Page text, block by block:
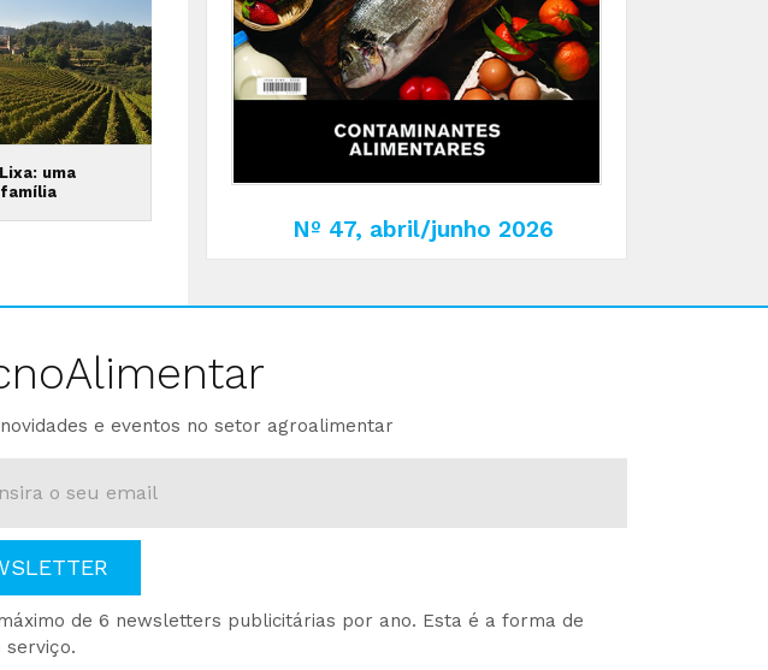
uma
Nº 47, abril/junho 2026
e eventos no setor agroalimentar
de 6 newsletters publicitárias por ano. Esta é a forma de
serviço.